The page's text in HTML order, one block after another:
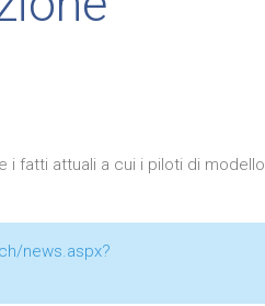
i fatti attuali a cui i piloti di modello
news.aspx?